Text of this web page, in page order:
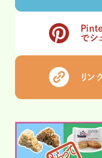
でシ
リン